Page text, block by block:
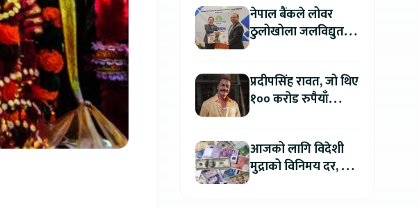
नेपाल बैंकले लोवर
ठुलोखोला जलविद्युत
प्रदीपसिंह रावत, जो थिए
१०० करोड रुपैयाँ
आजको लागि विदेशी
मुद्राको विनिमय दर, कुन